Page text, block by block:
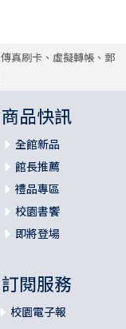
傳真刷卡、虛擬轉帳、郵
商品快訊
全館新品
館長推薦
禮品專區
校園書饗
即將登場
訂閱服務
校園電子報